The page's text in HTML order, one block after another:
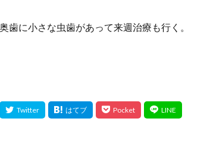
歯に小さな虫歯があって来週治療も行く。